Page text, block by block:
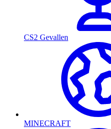
CS2 Gevallen
MINECRAFT